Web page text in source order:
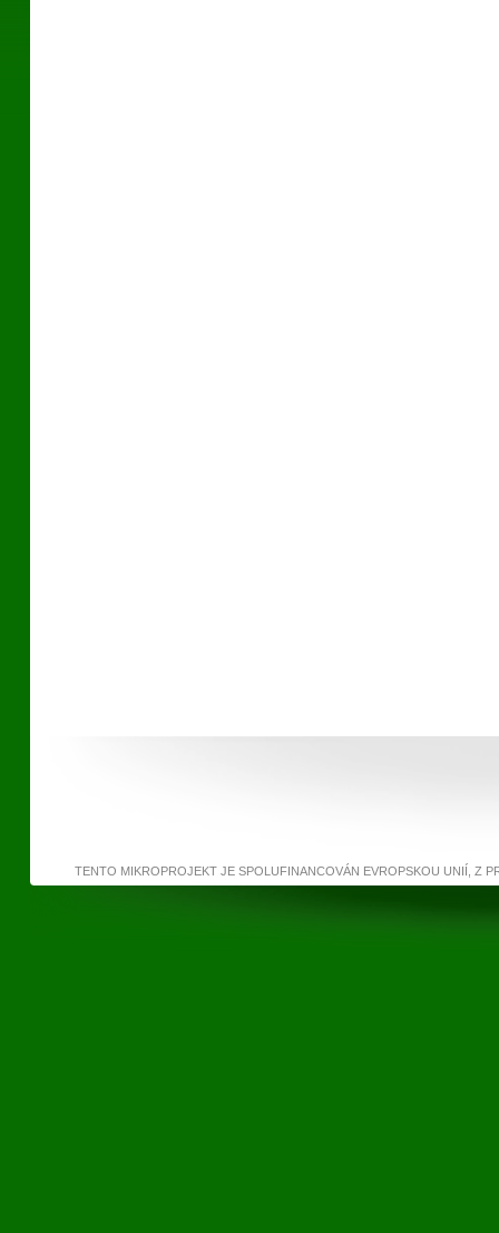
TENTO MIKROPROJEKT JE SPOLUFINANCOVÁN EVROPSKOU UNIÍ, Z